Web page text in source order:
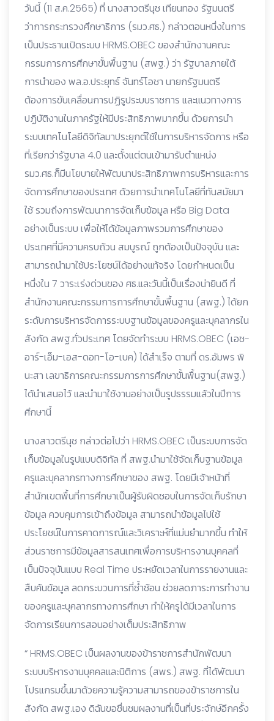
วันนี้ (11 ส.ค.2565) ที่ นางสาวตรีนุช เทียนทอง รัฐมนตรี
ว่าการกระทรวงศึกษาธิการ (รมว.ศธ.) กล่าวตอนหนึ่งในการ
เป็นประธานเปิดระบบ HRMS.OBEC ของสำนักงานคณะ
กรรมการการศึกษาขั้นพื้นฐาน (สพฐ.) ว่า รัฐบาลภายใต้
การนำของ พล.อ.ประยุทธ์ จันทร์โอชา นายกรัฐมนตรี
ต้องการขับเคลื่อนการปฏิรูประบบราชการ และแนวทางการ
ปฏิบัติงานในภาครัฐให้มีประสิทธิภาพมากขึ้น ด้วยการนำ
ระบบเทคโนโลยีดิจิทัลมาประยุกต์ใช้ในการบริหารจัดการ หรือ
ที่เรียกว่ารัฐบาล 4.0 และตั้งแต่ตนเข้ามารับตำแหน่ง
รมว.ศธ.ก็มีนโยบายให้พัฒนาประสิทธิภาพการบริหารและการ
จัดการศึกษาของประเทศ ด้วยการนำเทคโนโลยีที่ทันสมัยมา
ใช้ รวมถึงการพัฒนาการจัดเก็บข้อมูล หรือ Big Data
อย่างเป็นระบบ เพื่อให้ได้ข้อมูลภาพรวมการศึกษาของ
ประเทศที่มีความครบถ้วน สมบูรณ์ ถูกต้องเป็นปัจจุบัน และ
สามารถนำมาใช้ประโยชน์ได้อย่างแท้จริง โดยกำหนดเป็น
หนึ่งใน 7 วาระเร่งด่วนของ ศธ.และวันนี้เป็นเรื่องน่ายินดี ที่
สำนักงานคณะกรรมการการศึกษาขั้นพื้นฐาน (สพฐ.) ได้ยก
ระดับการบริหารจัดการระบบฐานข้อมูลของครูและบุคลากรใน
สังกัด สพฐ.ทั่วประเทศ โดยจัดทำระบบ HRMS.OBEC (เอช-
อาร์-เอ็ม-เอส-ดอท-โอ-เบค) ได้สำเร็จ ตามที่ ดร.อัมพร พิ
นะสา เลขาธิการคณะกรรมการการศึกษาขั้นพื้นฐาน(สพฐ.)
ได้นำเสนอไว้ และนำมาใช้งานอย่างเป็นรูปธรรมแล้วในปีการ
ศึกษานี้
นางสาวตรีนุช กล่าวต่อไปว่า HRMS.OBEC เป็นระบบการจัด
เก็บข้อมูลในรูปแบบดิจิทัล ที่ สพฐ.นำมาใช้จัดเก็บฐานข้อมูล
ครูและบุคลากรทางการศึกษาของ สพฐ. โดยมีเจ้าหน้าที่
สำนักเขตพื้นที่การศึกษาเป็นผู้รับผิดชอบในการจัดเก็บรักษา
ข้อมูล ควบคุมการเข้าถึงข้อมูล สามารถนำข้อมูลไปใช้
ประโยชน์ในการคาดการณ์และวิเคราะห์ที่แม่นยำมากขึ้น ทำให้
ส่วนราชการมีข้อมูลสารสนเทศเพื่อการบริหารงานบุคคลที่
เป็นปัจจุบันแบบ Real Time ประหยัดเวลาในการรายงานและ
สืบค้นข้อมูล ลดกระบวนการที่ซ้ำซ้อน ช่วยลดภาระการทำงาน
ของครูและบุคลากรทางการศึกษา ทำให้ครูได้มีเวลาในการ
จัดการเรียนการสอนอย่างเต็มประสิทธิภาพ
“ HRMS.OBEC เป็นผลงานของข้าราชการสำนักพัฒนา
ระบบบริหารงานบุคคลและนิติการ (สพร.) สพฐ. ที่ได้พัฒนา
โปรแกรมขึ้นมาด้วยความรู้ความสามารถของข้าราชการใน
สังกัด สพฐ.เอง ดิฉันขอชื่นชมผลงานที่เป็นที่ประจักษ์อีกครั้ง